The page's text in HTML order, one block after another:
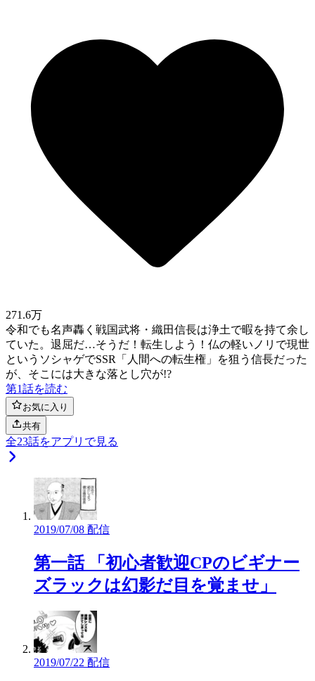
271.6万
令和でも名声轟く戦国武将・織田信長は浄土で暇を持て余し
ていた。退屈だ…そうだ！転生しよう！仏の軽いノリで現世
というソシャゲでSSR「人間への転生権」を狙う信長だった
が、そこには大きな落とし穴が!?
第1話を読む
お気に入り
共有
全23話をアプリで見る
2019/07/08 配信
第一話 「初心者歓迎CPのビギナー
ズラックは幻影だ目を覚ませ」
2019/07/22 配信